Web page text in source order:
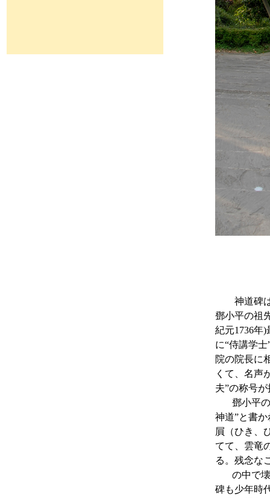
神道碑は
鄧小平の祖
紀元1736年
に“侍講学
院の院長に
くて、名声
夫”の称号
鄧小平の
神道”と書
屓（ひき、
てて、雲竜
る。残念な
の中で壊
碑も少年時